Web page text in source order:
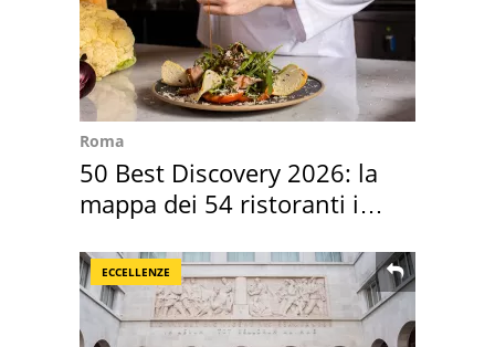
Roma
50 Best Discovery 2026: la
mappa dei 54 ristoranti in
ECCELLENZE